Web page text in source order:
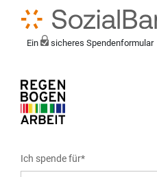
Ein sicheres Spendenformular
Ich spende für*